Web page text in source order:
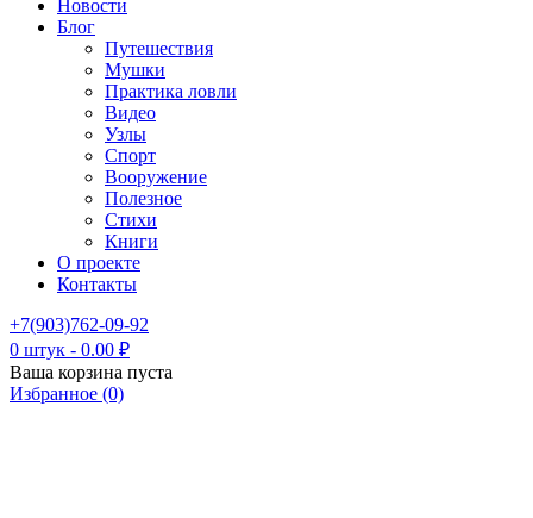
Новости
Блог
Путешествия
Мушки
Практика ловли
Видео
Узлы
Спорт
Вооружение
Полезное
Стихи
Книги
О проекте
Контакты
+7(903)762-09-92
0 штук - 0.00 ₽
Ваша корзина пуста
Избранное (0)